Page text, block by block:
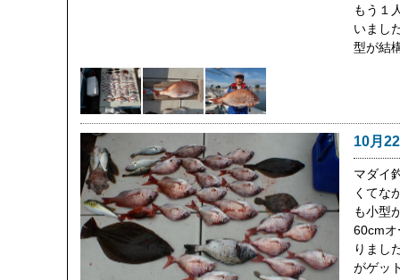
もう１
いまし
型が結
10月
マダイ
くてな
も小型
60cmオ
りまし
がゲッ